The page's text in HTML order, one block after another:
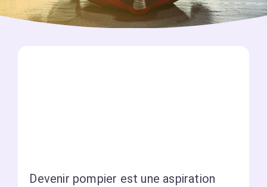
Devenir pompier est une aspiration